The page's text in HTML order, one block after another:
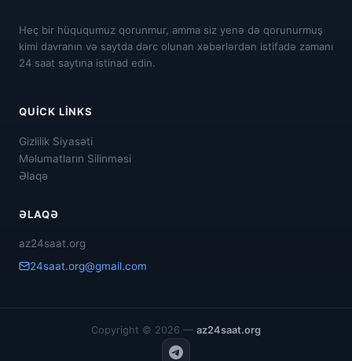
Heç bir hüququmuz qorunmur, amma siz yenə də qorunurmuş
kimi davranın və saytda dərc olunan xəbərlərdən istifadə zamanı
24 saat saytına istinad edin.
QUICK LINKS
Gizlilik Siyasəti
Məlumatların Silinməsi
Əlaqə
ƏLAQƏ
az24saat.org
24saat.org@gmail.com
Copyright © 2026 — az24saat.org